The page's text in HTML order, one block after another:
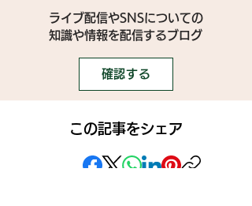
ライブ配信やSNSについての
​知識や情報を配信するブログ
確認する
この記事をシェア